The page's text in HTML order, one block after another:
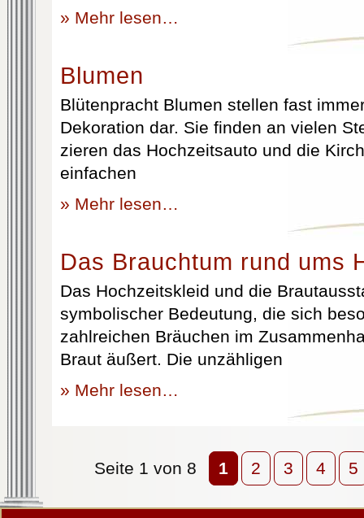
» Mehr lesen…
Blumen
Blütenpracht Blumen stellen fast
Dekoration dar. Sie finden an vielen
zieren das Hochzeitsauto und die
einfachen
» Mehr lesen…
Das Brauchtum rund ums
Das Hochzeitskleid und die
symbolischer Bedeutung, die sich
zahlreichen Bräuchen im
Braut äußert. Die unzähligen
» Mehr lesen…
Seite 1 von 8 1 2 3 4 5